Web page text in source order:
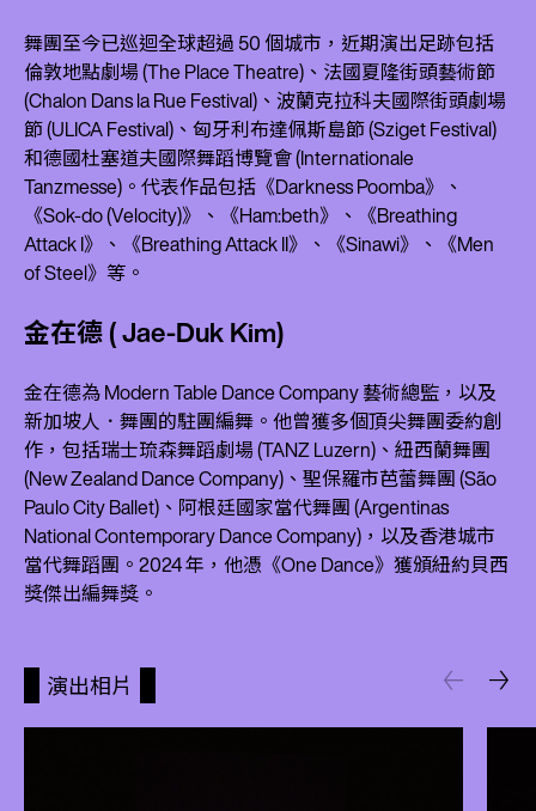
舞團至今已巡迴全球超過 50 個城市，近期演出足跡包括
倫敦地點劇場 (The Place Theatre)、法國夏隆街頭藝術節
(Chalon Dans la Rue Festival)、波蘭克拉科夫國際街頭劇場
節 (ULICA Festival)、匈牙利布達佩斯島節 (Sziget Festival)
和德國杜塞道夫國際舞蹈博覽會 (Internationale
Tanzmesse)。代表作品包括《Darkness Poomba》、
《Sok-do (Velocity)》、《Ham:beth》、《Breathing
Attack I》、《Breathing Attack II》、《Sinawi》、《Men
of Steel》等。
金在德 ( Jae-Duk Kim)
金在德為 Modern Table Dance Company 藝術總監，以及
新加坡人．舞團的駐團編舞。他曾獲多個頂尖舞團委約創
作，包括瑞士琉森舞蹈劇場 (TANZ Luzern)、紐西蘭舞團
(New Zealand Dance Company)、聖保羅市芭蕾舞團 (São
Paulo City Ballet)、阿根廷國家當代舞團 (Argentinas
National Contemporary Dance Company)，以及香港城市
當代舞蹈團。2024 年，他憑《One Dance》獲頒紐約貝西
獎傑出編舞獎。
演出相片